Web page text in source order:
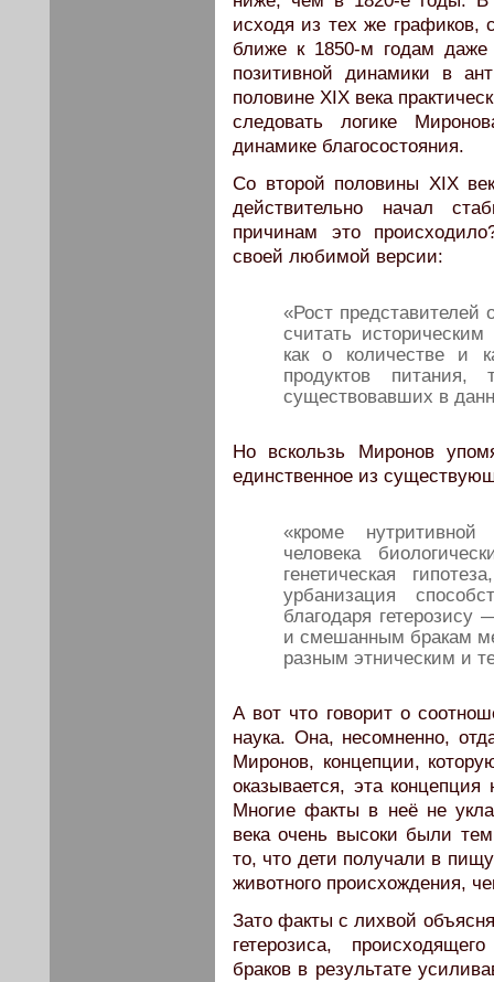
исходя из тех же графиков,
ближе к 1850-м годам
позитивной динамики в
половине XIX века
следовать логике
динамике благосостояния.
Со второй половины XIX
действительно начал
причинам это
своей любимой версии:
«Рост
считать
как о количестве и
продуктов
существовавших в
Но вскользь Миронов
единственное из
«кроме
человека
генетическая
урбанизация
благодаря
и смешанным бракам
разным этническим и
А вот что говорит о
наука. Она, несомненно,
Миронов, концепции,
оказывается, эта
Многие факты в неё не
века очень высоки были
то, что дети получали в
животного происхождения,
Зато факты с лихвой
гетерозиса,
браков в результате